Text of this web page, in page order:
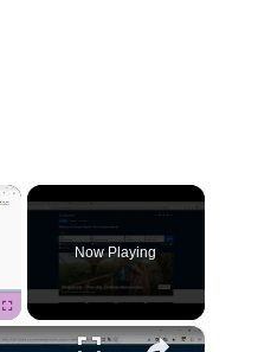
×
Fullscreen
Now Playing
×